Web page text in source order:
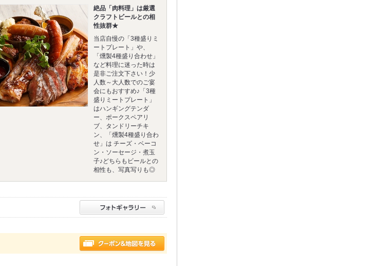
絶品「肉料理」は厳選
クラフトビールとの相
性抜群★
当店自慢の「3種盛りミ
ートプレート」や、
「燻製4種盛り合わせ」
など料理に迷った時は
是非ご注文下さい！少
人数～大人数でのご宴
会にもおすすめ♪「3種
盛りミートプレート」
はハンギングテンダ
ー、ポークスペアリ
ブ、タンドリーチキ
ン、「燻製4種盛り合わ
せ」は チーズ・ベーコ
ン・ソーセージ・煮玉
子♪どちらもビールとの
相性も、写真写りも◎